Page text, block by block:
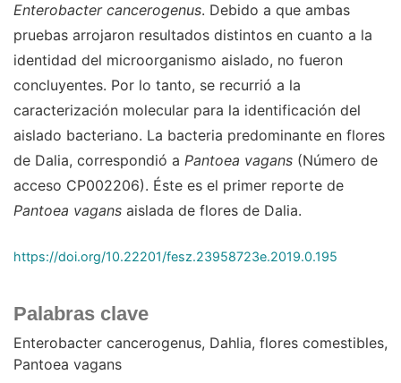
Palabras clave
Enterobacter cancerogenus Dahlia flores comestibles
Pantoea vagans
Enterobacter cancerogenus. Debido a que ambas
pruebas arrojaron resultados distintos en cuanto a la
identidad del microorganismo aislado, no fueron
concluyentes. Por lo tanto, se recurrió a la
caracterización molecular para la identificación del
aislado bacteriano. La bacteria predominante en flores
de Dalia, correspondió a Pantoea vagans (Número de
acceso CP002206). Éste es el primer reporte de
Pantoea vagans aislada de flores de Dalia.
https://doi.org/10.22201/fesz.23958723e.2019.0.195